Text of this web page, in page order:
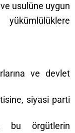
usulüne uygun
ve devlet
siyasi parti
bu örgütlerin